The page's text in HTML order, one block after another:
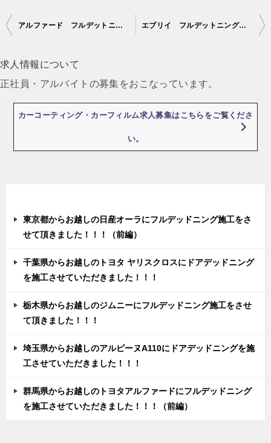
投
ナ
ビ
ゲ
アルファード フルデットニング スピーカー交換を施行させていただきました。 エブリイ フルデットニングを施行させていただきました。
求人情報について
正社員・アルバイトの募集をおこなっています。
カーコーティング・カーフィルム求人募集はこちらをご覧くださ
い。
東京都からお越しの日産オーラにフルデッドニング施工をさ
せて頂きました！！！（前編）
千葉県からお越しのトヨタ ヤリスクロスにドアデッドニング
を施工させていただきました！！！
栃木県からお越しのジムニーにフルデッドニング施工をさせ
て頂きました！！！
埼玉県からお越しのアルピーヌA110にドアデッドニングを施
工させていただきました！！！
群馬県からお越しのトヨタアルファードにフルデッドニング
を施工させていただきました！！！（前編）